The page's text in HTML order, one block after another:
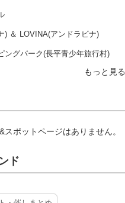
) ＆ LOVINA(アンドラビナ)
ングパーク(長平青少年旅行村)
もっと見る
ポットページはありません。
ド